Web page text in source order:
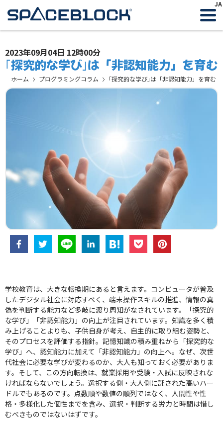
JA
2023年09月04日 12時00分
｢探究的な学び｣は「非認知能力」を育む
ホーム プログラミングコラム ｢探究的な学び｣は「非認知能力」を育む
学校教育は、大きな転換期にあると言えます。コンピュータが普及
したデジタル社会に対応すべく、端末操作スキルの推進、情報の真
偽を判断する能力など多岐に渡り周知がなされています。「探究的
な学び」「非認知能力」の向上が注目されています。知識を多く積
み上げることよりも、子供自身が考え、自主的に取り組む姿勢と、
そのプロセスを評価する指針。記憶知識の積み重ねから「探究的な
学び」へ、認知能力に加えて「非認知能力」の向上へ。なぜ、次世
代社会に必要な学びが変わるのか、大人も知っておく必要がありま
す。そして、この方向転換は、就業採用や受験・入試に反映されな
ければならないでしょう。選択する側・大人側に託された高いハー
ドルでもあるのです。点数順や数値の順列ではなく、人間性や性
格・多様化した個性までを含み、選択・判断する労力と時間は惜し
むべきものではないはずです。